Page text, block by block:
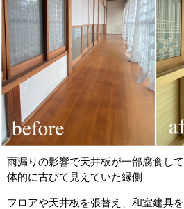
雨漏りの影響で天井板が一部腐食し
体的に古びて見えていた縁側
フロアや天井板を張替え、和室建具